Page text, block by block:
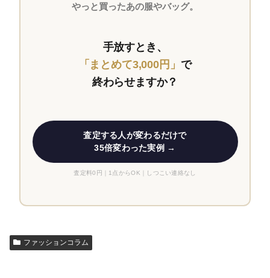
やっと買ったあの服やバッグ。
手放すとき、
「まとめて3,000円」 で
終わらせますか？
査定する人が変わるだけで
35倍変わった実例 →
査定料0円｜1点からOK｜しつこい連絡なし
ファッションコラム